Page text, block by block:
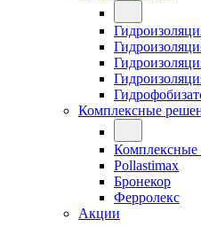
Комплексные
Комплексные
Pollastimax
Бронекор
Ферролекс
Акции